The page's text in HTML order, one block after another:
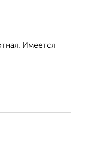
Имеется